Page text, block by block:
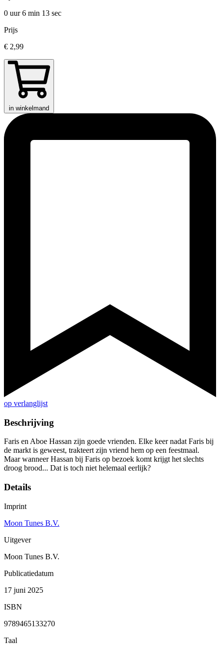
0 uur 6 min 13 sec
Prijs
€ 2,99
in winkelmand
op verlanglijst
Beschrijving
Faris en Aboe Hassan zijn goede vrienden. Elke keer nadat Faris bij
de markt is geweest, trakteert zijn vriend hem op een feestmaal.
Maar wanneer Hassan bij Faris op bezoek komt krijgt het slechts
droog brood... Dat is toch niet helemaal eerlijk?
Details
Imprint
Moon Tunes B.V.
Uitgever
Moon Tunes B.V.
Publicatiedatum
17 juni 2025
ISBN
9789465133270
Taal